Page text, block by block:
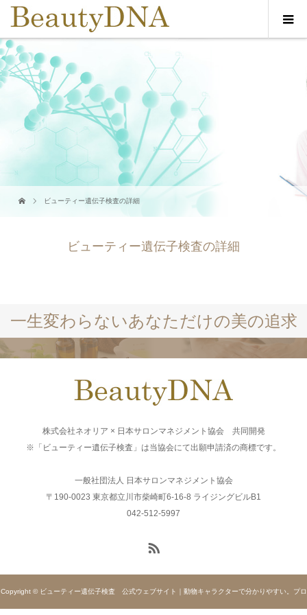
ビューティー遺伝子検査の詳細
ビューティー遺伝子検査の詳細
一生変わらないあなただけの美の追求
株式会社ネオリア × 日本サロンマネジメント協会 共同開発
※「ビューティー遺伝子検査」は当協会にて出願申請済の商標です。
一般社団法人 日本サロンマネジメント協会
〒190-0023 東京都立川市柴崎町6-16-8 ライジングビルB1
042-512-5997
Copyright © ビューティー遺伝子検査 公式ウェブサイト｜動物キャラクターで分かりやすい。プロ